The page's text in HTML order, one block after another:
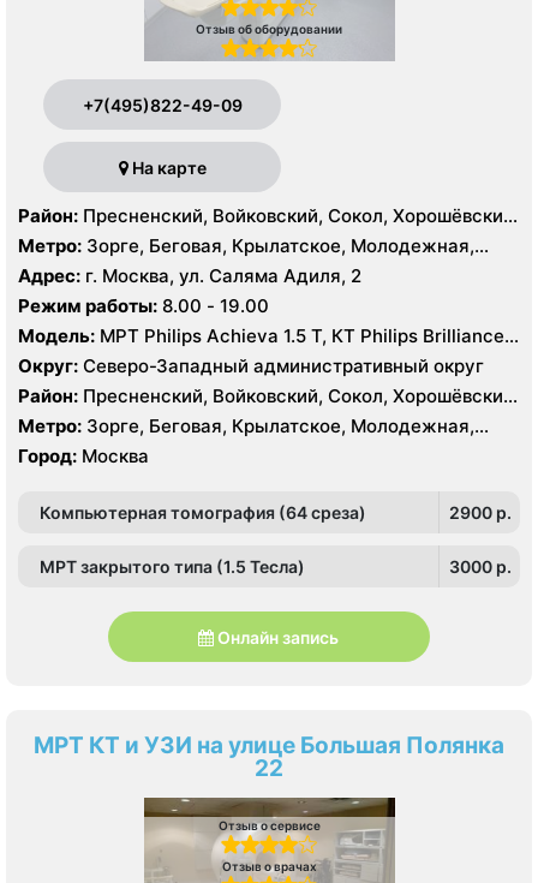
Отзыв об оборудовании
+7(495)822-49-09
На карте
Район: Пресненский, Войковский, Сокол, Хорошёвский,
Крылатское, Кунцево, Филёвский Парк, Северное
Тушино, Строгино, Хорошёво-Мнёвники, Щукино,
Южное Тушино
Метро: Зорге, Беговая, Крылатское, Молодежная,
Октябрьское поле, Панфиловская, Полежаевская,
Хорошево, Хорошевская, ЦСКА, Щукинская, Мнёвники,
Народное Ополчение
Адрес: г. Москва, ул. Саляма Адиля, 2
Режим работы: 8.00 - 19.00
Модель: МРТ Philips Achieva 1.5 T, КТ Philips Brilliance
64 среза, УЗИ GE Voluson E8, ESAOTE MYLAB TWICE
Округ: Северо-Западный административный округ
Район: Пресненский, Войковский, Сокол, Хорошёвский,
Крылатское, Кунцево, Филёвский Парк, Северное
Тушино, Строгино, Хорошёво-Мнёвники, Щукино,
Южное Тушино
Метро: Зорге, Беговая, Крылатское, Молодежная,
Октябрьское поле, Панфиловская, Полежаевская,
Хорошево, Хорошевская, ЦСКА, Щукинская, Мнёвники,
Город: Москва
Компьютерная томография (64 среза) 2900 p.
МРТ закрытого типа (1.5 Тесла) 3000 p.
Онлайн запись
МРТ КТ и УЗИ на улице Большая Полянка
22
Отзыв о сервисе
Отзыв о врачах